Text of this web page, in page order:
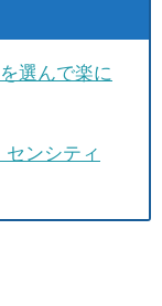
選んで楽に
ンシティ